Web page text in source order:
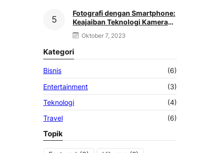
Fotografi dengan Smartphone:
Keajaiban Teknologi Kamera
Genggaman
Oktober 7, 2023
Kategori
Bisnis
(6)
Entertainment
(3)
Teknologi
(4)
Travel
(6)
Topik